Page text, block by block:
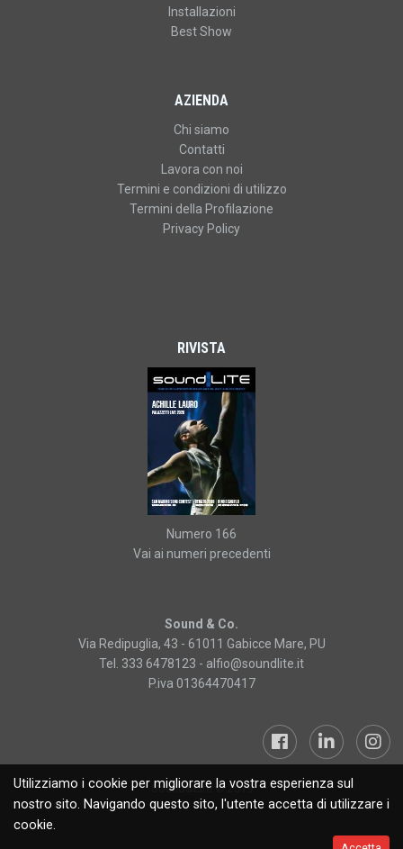
Utilizziamo i cookie per migliorare la vostra esperienza sul
nostro sito. Navigando questo sito, l'utente accetta di utilizzare i
cookie.
Installazioni
Best Show
AZIENDA
Chi siamo
Contatti
Lavora con noi
Termini e condizioni di utilizzo
Termini della Profilazione
Privacy Policy
RIVISTA
Numero 166
Vai ai numeri precedenti
Sound & Co.
Via Redipuglia, 43 - 61011 Gabicce Mare, PU
Tel. 333 6478123 - alfio@soundlite.it
P.iva 01364470417
Sound&Lite © 2019